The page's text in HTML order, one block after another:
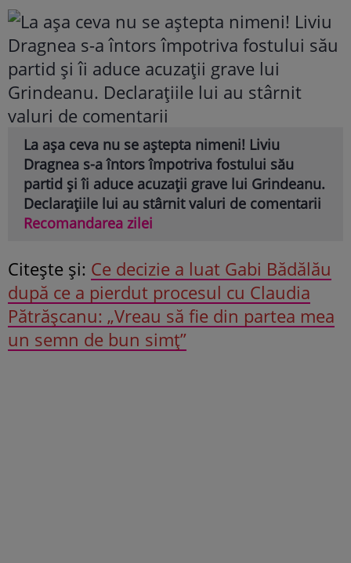
La așa ceva nu se aștepta nimeni! Liviu
Dragnea s-a întors împotriva fostului său
partid și îi aduce acuzații grave lui Grindeanu.
Declarațiile lui au stârnit valuri de comentarii
Recomandarea zilei
Citeşte şi: Ce decizie a luat Gabi Bădălău
după ce a pierdut procesul cu Claudia
Pătrășcanu: „Vreau să fie din partea mea
un semn de bun simț”